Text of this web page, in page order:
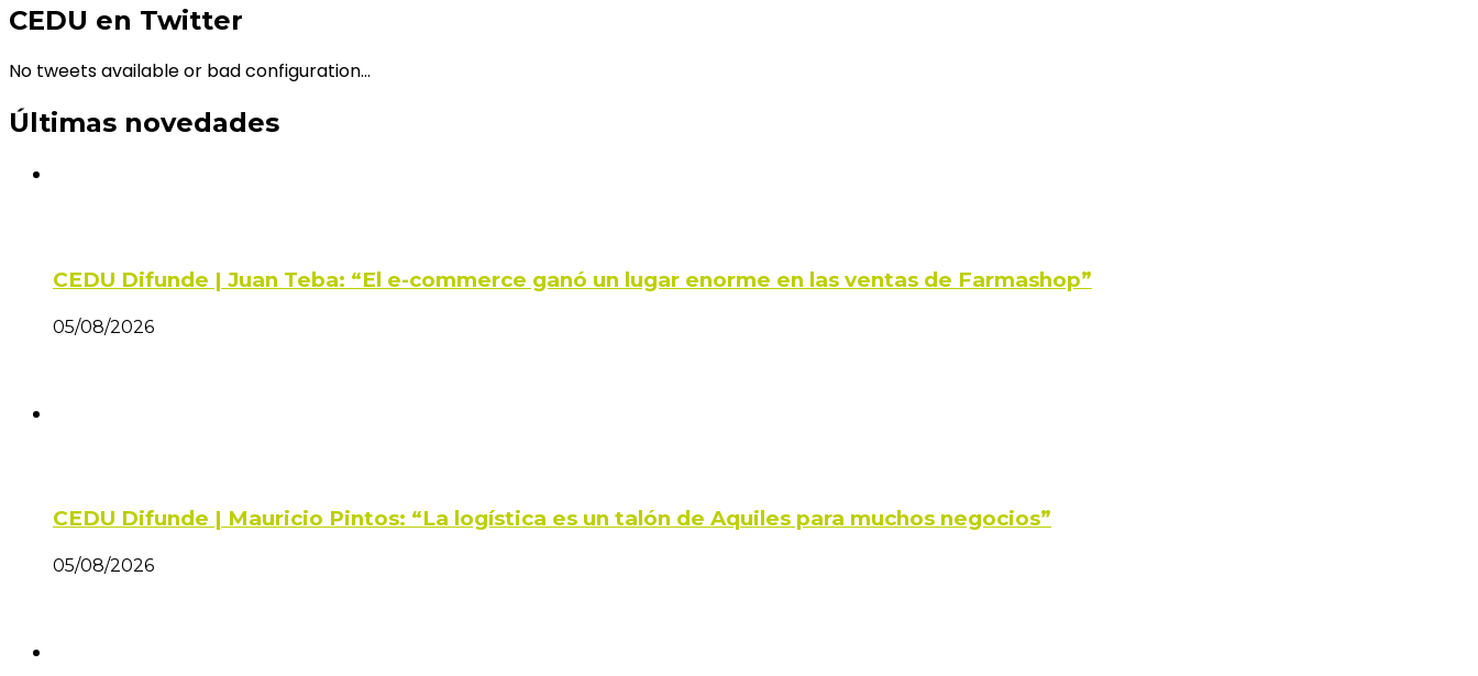
CEDU en Twitter
No tweets available or bad configuration...
Últimas novedades
CEDU Difunde | Juan Teba: “El e-commerce ganó un lugar enorme en las ventas de Farmashop”
05/08/2026
CEDU Difunde | Mauricio Pintos: “La logística es un talón de Aquiles para muchos negocios”
05/08/2026